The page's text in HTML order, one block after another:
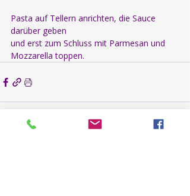
Pasta auf Tellern anrichten, die Sauce
darüber geben
und erst zum Schluss mit Parmesan und
Mozzarella toppen.